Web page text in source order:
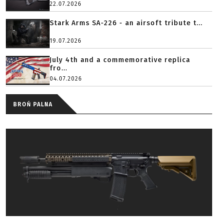
22.07.2026
Stark Arms SA-226 - an airsoft tribute t...
19.07.2026
July 4th and a commemorative replica
fro...
04.07.2026
BROŃ PALNA